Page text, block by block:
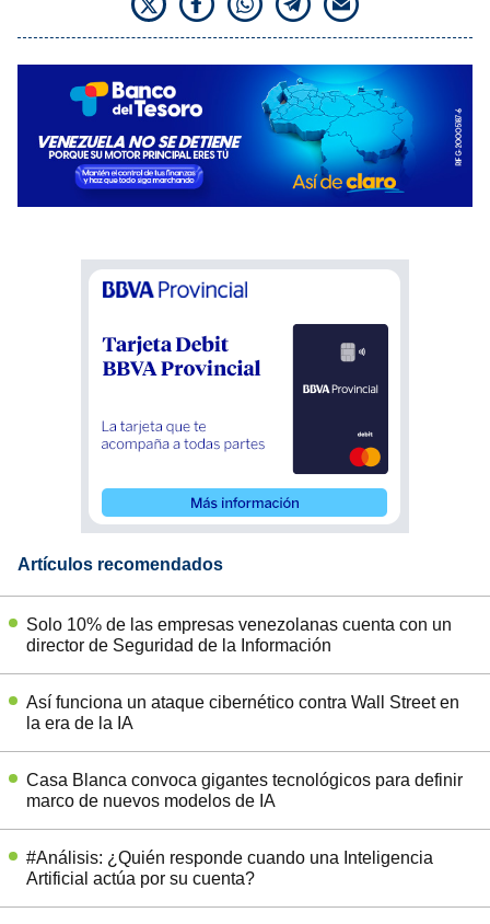
Artículos recomendados
Solo 10% de las empresas venezolanas cuenta con un
director de Seguridad de la Información
Así funciona un ataque cibernético contra Wall Street en
la era de la IA
Casa Blanca convoca gigantes tecnológicos para definir
marco de nuevos modelos de IA
#Análisis: ¿Quién responde cuando una Inteligencia
Artificial actúa por su cuenta?